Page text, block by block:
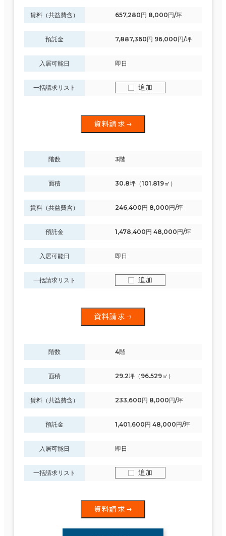
賃料（共益費含） 657,280円 8,000円/坪
預託金 7,887,360円 96,000円/坪
入居可能日 即日
一括請求リスト 追加
資料請求
階数 3階
面積 30.8坪（101.819㎡）
賃料（共益費含） 246,400円 8,000円/坪
預託金 1,478,400円 48,000円/坪
入居可能日 即日
一括請求リスト 追加
資料請求
階数 4階
面積 29.2坪（96.529㎡）
賃料（共益費含） 233,600円 8,000円/坪
預託金 1,401,600円 48,000円/坪
入居可能日 即日
一括請求リスト 追加
資料請求